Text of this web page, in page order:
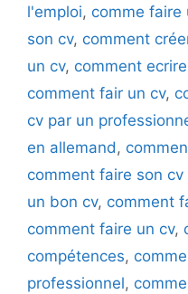
l'emploi, comme faire
son cv, comment
un cv, comment
comment fair un cv,
cv par un
en allemand,
comment faire son cv
un bon cv, comment
comment faire un cv,
compétences,
professionnel,